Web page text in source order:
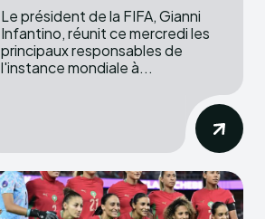
Le président de la FIFA, Gianni
Infantino, réunit ce mercredi les
principaux responsables de
l'instance mondiale à...